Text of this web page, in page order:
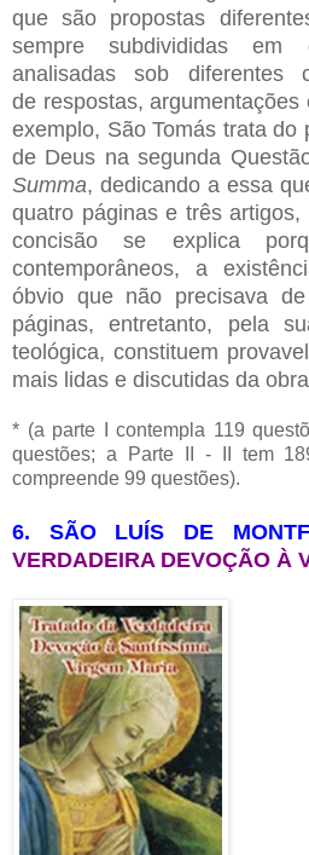
que são propostas
sempre subdivididas em
analisadas sob diferentes
de respostas, argumentações
exemplo, São Tomás trata do
de Deus na segunda
Summa, dedicando a essa
quatro páginas e três
concisão se explica
contemporâneos, a
óbvio que não precisava
páginas, entretanto, pela
teológica, constituem
mais lidas e discutidas da
* (a parte I contempla 119
questões; a Parte II - II tem
compreende 99 questões).
6. SÃO LUÍS DE
VERDADEIRA DEVOÇÃO À